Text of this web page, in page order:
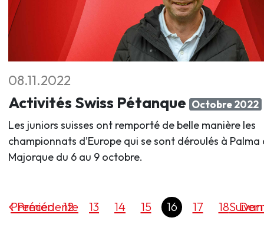
08.11.2022
Activités Swiss Pétanque Octobre 2022
Les juniors suisses ont remporté de belle manière les
championnats d’Europe qui se sont déroulés à Palma
Majorque du 6 au 9 octobre.
Précédente
Premier 12 13 14 15 16 17 18